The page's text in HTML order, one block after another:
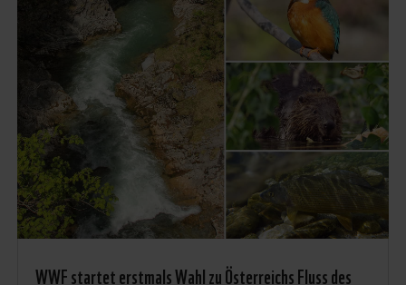
WWF startet erstmals Wahl zu Österreichs Fluss des